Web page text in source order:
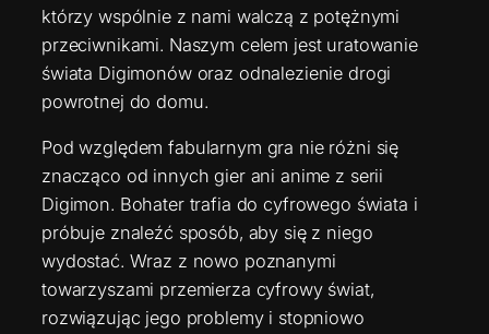
którzy wspólnie z nami walczą z potężnymi
przeciwnikami. Naszym celem jest uratowanie
świata Digimonów oraz odnalezienie drogi
powrotnej do domu.
Pod względem fabularnym gra nie różni się
znacząco od innych gier ani anime z serii
Digimon. Bohater trafia do cyfrowego świata i
próbuje znaleźć sposób, aby się z niego
wydostać. Wraz z nowo poznanymi
towarzyszami przemierza cyfrowy świat,
rozwiązując jego problemy i stopniowo